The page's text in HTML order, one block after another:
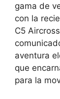
gama de
con la
C5
aventura
que
para la